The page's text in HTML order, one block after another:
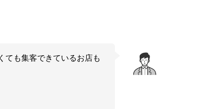
ても集客できているお店も